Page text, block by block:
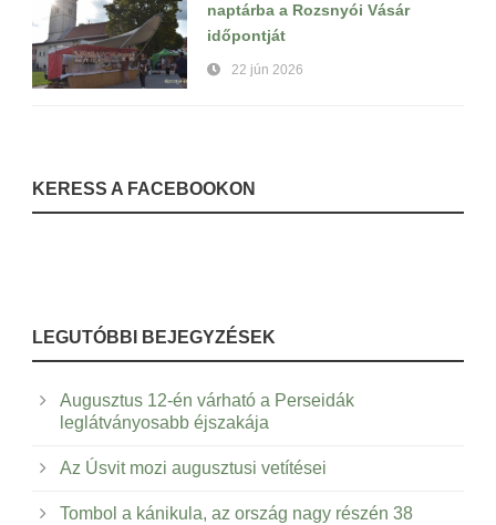
naptárba a Rozsnyói Vásár
időpontját
22 jún 2026
KERESS A FACEBOOKON
LEGUTÓBBI BEJEGYZÉSEK
Augusztus 12-én várható a Perseidák
leglátványosabb éjszakája
Az Úsvit mozi augusztusi vetítései
Tombol a kánikula, az ország nagy részén 38